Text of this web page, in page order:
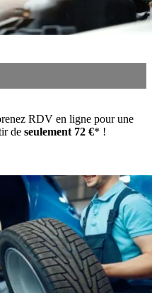
RDV en ligne pour une
de seulement 72 €* !